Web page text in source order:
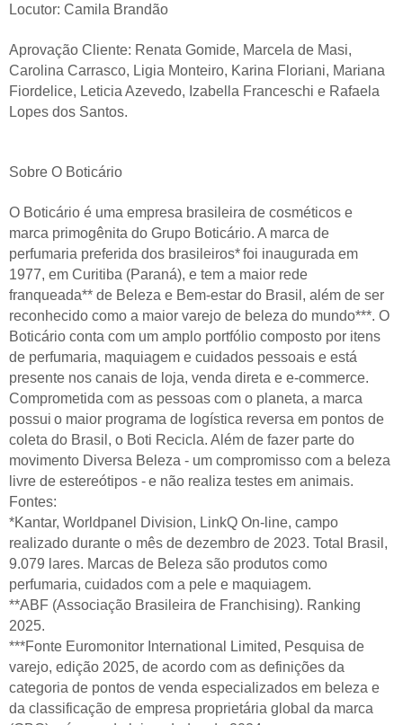
Locutor: Camila Brandão
Aprovação Cliente: Renata Gomide, Marcela de Masi,
Carolina Carrasco, Ligia Monteiro, Karina Floriani, Mariana
Fiordelice, Leticia Azevedo, Izabella Franceschi e Rafaela
Lopes dos Santos.
Sobre O Boticário
O Boticário é uma empresa brasileira de cosméticos e
marca primogênita do Grupo Boticário. A marca de
perfumaria preferida dos brasileiros* foi inaugurada em
1977, em Curitiba (Paraná), e tem a maior rede
franqueada** de Beleza e Bem-estar do Brasil, além de ser
reconhecido como a maior varejo de beleza do mundo***. O
Boticário conta com um amplo portfólio composto por itens
de perfumaria, maquiagem e cuidados pessoais e está
presente nos canais de loja, venda direta e e-commerce.
Comprometida com as pessoas com o planeta, a marca
possui o maior programa de logística reversa em pontos de
coleta do Brasil, o Boti Recicla. Além de fazer parte do
movimento Diversa Beleza - um compromisso com a beleza
livre de estereótipos - e não realiza testes em animais.
Fontes:
*Kantar, Worldpanel Division, LinkQ On-line, campo
realizado durante o mês de dezembro de 2023. Total Brasil,
9.079 lares. Marcas de Beleza são produtos como
perfumaria, cuidados com a pele e maquiagem.
**ABF (Associação Brasileira de Franchising). Ranking
2025.
***Fonte Euromonitor International Limited, Pesquisa de
varejo, edição 2025, de acordo com as definições da
categoria de pontos de venda especializados em beleza e
da classificação de empresa proprietária global da marca